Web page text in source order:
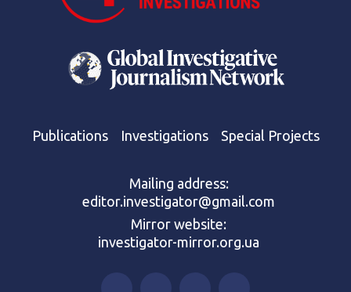
Publications Investigations Special Projects
Mailing address:
editor.investigator@gmail.com
Mirror website:
investigator-mirror.org.ua